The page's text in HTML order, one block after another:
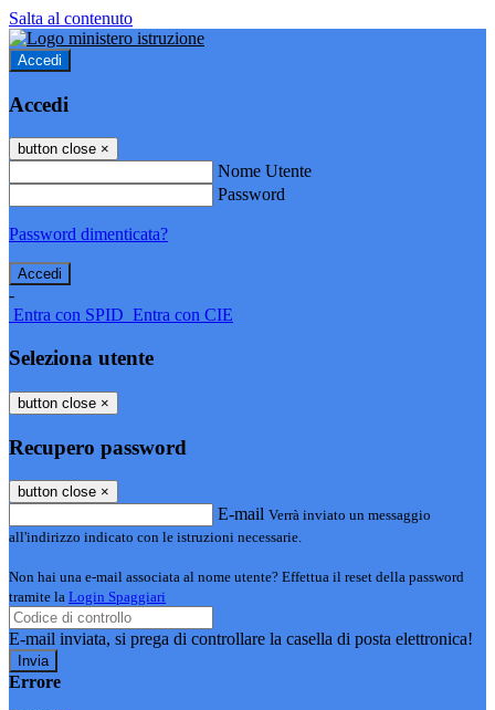
Salta al contenuto
Accedi
Accedi
button close ×
Nome Utente
Password
Password dimenticata?
-
Entra con SPID Entra con CIE
Seleziona utente
button close ×
Recupero password
button close ×
E-mail Verrà inviato un messaggio
all'indirizzo indicato con le istruzioni necessarie.
Non hai una e-mail associata al nome utente? Effettua il reset della password
tramite la Login Spaggiari
E-mail inviata, si prega di controllare la casella di posta elettronica!
Errore